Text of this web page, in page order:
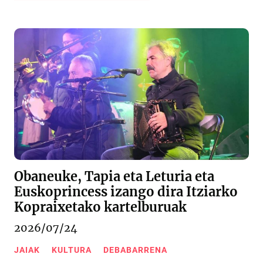
Obaneuke, Tapia eta Leturia eta
Euskoprincess izango dira Itziarko
Kopraixetako kartelburuak
2026/07/24
JAIAK KULTURA DEBABARRENA